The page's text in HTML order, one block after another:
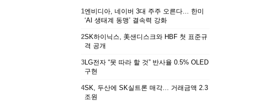
1엔비디아, 네이버 3대 주주 오른다… 한미
‘AI 생태계 동맹’ 결속력 강화
2SK하이닉스, 美샌디스크와 HBF 첫 표준규
격 공개
3LG전자 “못 따라 할 것” 반사율 0.5% OLED
구현
4SK, 두산에 SK실트론 매각… 거래금액 2.3
조원